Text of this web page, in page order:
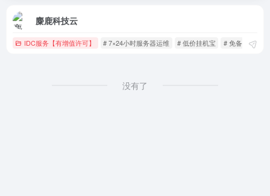
麋鹿科技云
IDC服务【有增值许可】 # 7×24小时服务器运维 # 低价挂机宝 # 免备案云服
没有了